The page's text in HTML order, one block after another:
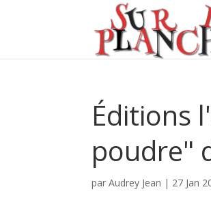
Éditions
poudre"
parAudrey Jean | 27 Jan